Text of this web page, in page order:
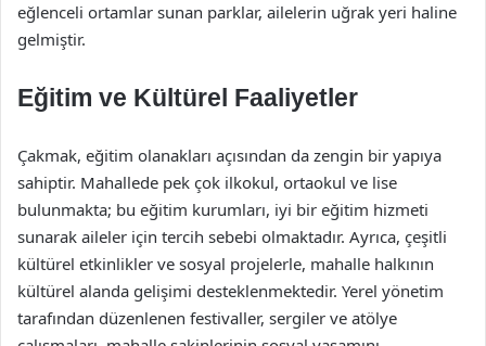
eğlenceli ortamlar sunan parklar, ailelerin uğrak yeri haline
gelmiştir.
Eğitim ve Kültürel Faaliyetler
Çakmak, eğitim olanakları açısından da zengin bir yapıya
sahiptir. Mahallede pek çok ilkokul, ortaokul ve lise
bulunmakta; bu eğitim kurumları, iyi bir eğitim hizmeti
sunarak aileler için tercih sebebi olmaktadır. Ayrıca, çeşitli
kültürel etkinlikler ve sosyal projelerle, mahalle halkının
kültürel alanda gelişimi desteklenmektedir. Yerel yönetim
tarafından düzenlenen festivaller, sergiler ve atölye